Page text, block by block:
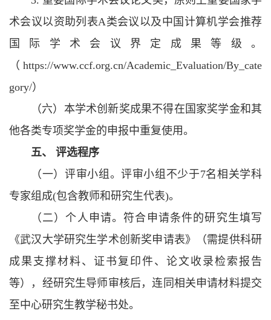
术会议以资助列表A类会议以及中国计算机学会推荐
国际学术会议界定成果等级。
（https://www.ccf.org.cn/Academic_Evaluation/By_cate
gory/）
（六）本学术创新奖成果不得在国家奖学金和其
他各类专项奖学金的申报中重复使用。
五、 评选程序
（一）评审小组。评审小组不少于7名相关学科
专家组成(包含教师和研究生代表)。
（二）个人申请。符合申请条件的研究生填写
《武汉大学研究生学术创新奖申请表》（需提供科研
成果支撑材料、证书复印件、论文收录检索报告
等），经研究生导师审核后，连同相关申请材料提交
至中心研究生教学秘书处。